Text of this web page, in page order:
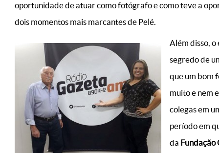
oportunidade de atuar como fotógrafo e como teve a
dois momentos mais marcantes de Pelé.
Além disso,
segredo de
que um bom
muito e nem
colegas em
período em
da Fundação